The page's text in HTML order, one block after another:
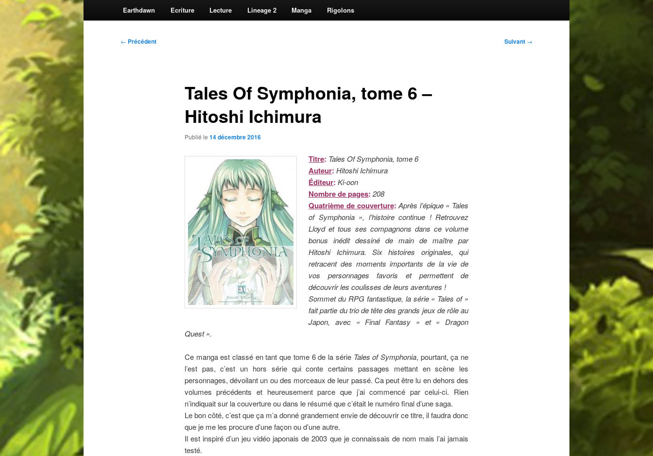
Earthdawn Ecriture Lecture Lineage 2 Manga Rigolons
Navigation
← Précédent Suivant →
Tales Of Symphonia, tome 6 –
Hitoshi Ichimura
Publié le 14 décembre 2016
Titre: Tales Of Symphonia, tome 6
Auteur:Hitoshi Ichimura
Éditeur: Ki-oon
Nombre de pages:208
Quatrième de couverture:Après l’épique « Tales
of Symphonia », l’histoire continue ! Retrouvez
Lloyd et tous ses compagnons dans ce volume
bonus inédit dessiné de main de maître par
Hitoshi Ichimura. Six histoires originales, qui
retracent des moments importants de la vie de
vos personnages favoris et permettent de
découvrir les coulisses de leurs aventures !
Sommet du RPG fantastique, la série « Tales of »
fait partie du trio de tête des grands jeux de rôle au
Japon, avec « Final Fantasy » et « Dragon
Quest ».
Ce manga est classé en tant que tome 6 de la série Tales of Symphonia, pourtant, ça ne
l’est pas, c’est un hors série qui conte certains passages mettant en scène les
personnages, dévoilant un ou des morceaux de leur passé. Ca peut être lu en dehors des
volumes précédents et heureusement parce que j’ai commencé par celui-ci. Rien
n’indiquait sur la couverture ou dans le résumé que c’était le numéro final d’une saga.
Le bon côté, c’est que ça m’a donné grandement envie de découvrir ce titre, il faudra donc
que je me les procure d’une façon ou d’une autre.
Il est inspiré d’un jeu vidéo japonais de 2003 que je connaissais de nom mais l’ai jamais
testé.